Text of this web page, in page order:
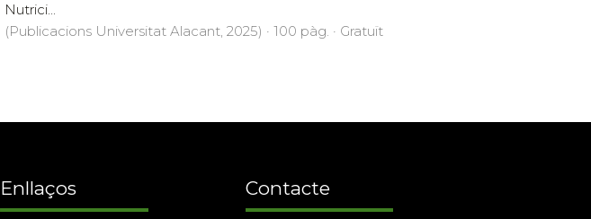
Nutrici...
(Publicacions Universitat Alacant, 2025) · 100 pàg. · Gratuït
Enllaços Contacte